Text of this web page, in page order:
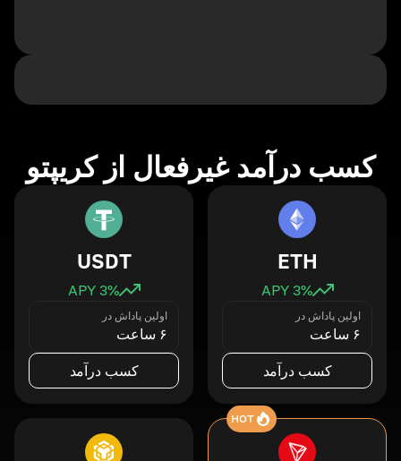
کسب درآمد غیرفعال از کریپتو
ETH
3% APY
اولین پاداش در
۶ ساعت
کسب درآمد
USDT
3% APY
اولین پاداش در
۶ ساعت
کسب درآمد
HOT